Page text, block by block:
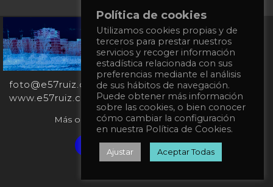
+34
651
862
863
foto@e57ruiz.com
www.e57ruiz.com
Más obras en la galería virtual Singulart:
Verified artist on Singulart
Política de cookies
Utilizamos cookies propias y de
terceros para prestar nuestros
servicios y recoger información
estadística relacionada con sus
preferencias mediante el análisis
de sus hábitos de navegación.
Puede obtener más información
sobre las cookies, o bien conocer
cómo cambiar la configuración
en nuestra Política de Cookies.
Ajustar Aceptar Todas